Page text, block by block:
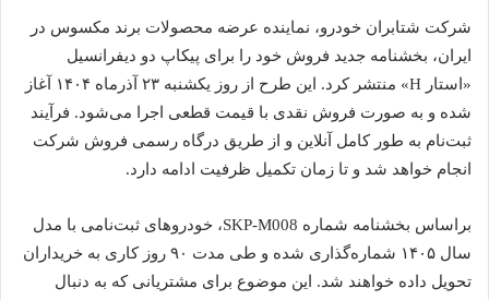
شرکت شتابران خودرو، نماینده عرضه محصولات برند مکسوس در
ایران، بخشنامه جدید فروش خود را برای پیکاپ دو دیفرانسیل
«استار H» منتشر کرد. این طرح از روز یکشنبه ۲۳ آذرماه ۱۴۰۴ آغاز
شده و به صورت فروش نقدی با قیمت قطعی اجرا می‌شود. فرآیند
ثبت‌نام به طور کامل آنلاین و از طریق درگاه رسمی فروش شرکت
انجام خواهد شد و تا زمان تکمیل ظرفیت ادامه دارد.
براساس بخشنامه شماره SKP-M008، خودروهای ثبت‌نامی با مدل
سال ۱۴۰۵ شماره‌گذاری شده و طی مدت ۹۰ روز کاری به خریداران
تحویل داده خواهند شد. این موضوع برای مشتریانی که به دنبال